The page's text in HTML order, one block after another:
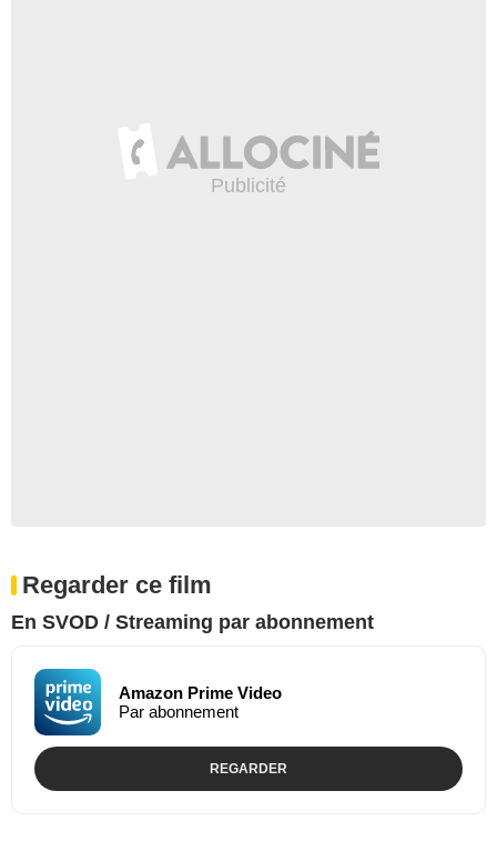
Regarder ce film
En SVOD / Streaming par abonnement
Amazon Prime Video
Par abonnement
REGARDER